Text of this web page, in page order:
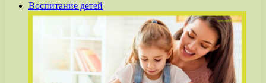
Воспитание детей